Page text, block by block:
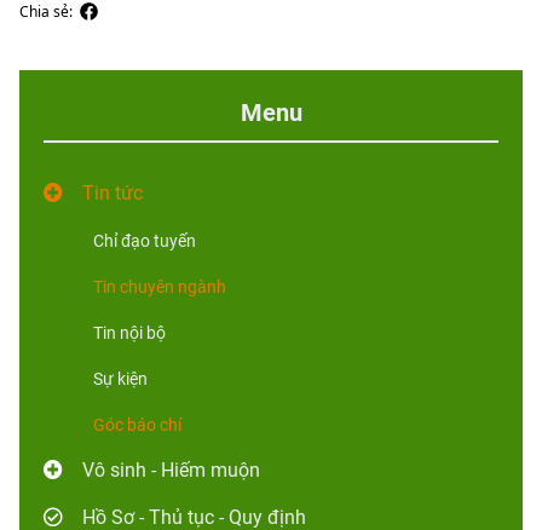
Chia sẻ:
Menu
Tin tức
Chỉ đạo tuyến
Tin chuyên ngành
Tin nội bộ
Sự kiện
Góc báo chí
Vô sinh - Hiếm muộn
Hồ Sơ - Thủ tục - Quy định